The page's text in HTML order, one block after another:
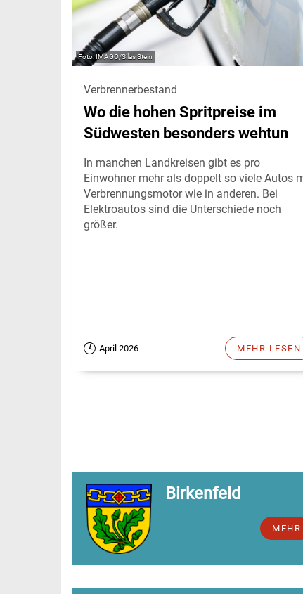
IMAGO/Silas Stein
Verbrennerbestand
Wo die hohen Spritpreise im
Südwesten besonders wehtun
In manchen Landkreisen gibt es pro
Einwohner mehr als doppelt so viele Autos
Verbrennungsmotor wie in anderen. Bei
Elektroautos sind die Unterschiede noch
größer.
April 2026 MEHR LESEN
Birkenfeld
MEHR